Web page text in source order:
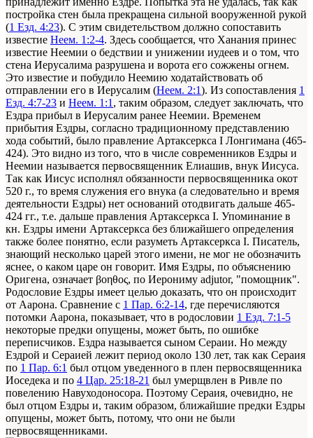
постройка стен была прекращена сильной вооруженной рукой
(1 Езд. 4:23). С этим свидетельством должно сопоставить
известие Неем. 1:2-4. Здесь сообщается, что Ханания принес
известие Неемии о бедствии и унижении иудеев и о том, что
стена Иерусалима разрушена и ворота его сожжены огнем.
Это известие и побудило Неемию ходатайствовать об
отправлении его в Иерусалим (Неем. 2:1). Из сопоставления 1
Езд. 4:7-23 и Неем. 1:1 , таким образом, следует заключать, что
Ездра прибыл в Иерусалим ранее Неемии. Временем
прибытия Ездры, согласно традиционному представлению
хода событий, было правление Артаксеркса I Лонгимана (465-
424). Это видно из того, что в числе современников Ездры и
Неемии называется первосвященник Елиашив, внук Иисуса.
Так как Иисус исполнял обязанности первосвященника окот
520 г., то время служения его внука (а следовательно и время
деятельности Ездры) нет оснований отодвигать дальше 465-
424 гг., т.е. дальше правления Артаксеркса I. Упоминание в
кн. Ездры имени Артаксеркса без ближайшего определения
также более понятно, если разуметь Артаксеркса I. Писатель,
знающий несколько царей этого имени, не мог не обозначить
яснее, о каком царе он говорит. Имя Ездры, по объяснению
Оригена, означает βοηθος, по Иерониму adjutor, "помощник".
Родословие Ездры имеет целью доказать, что он происходит
от Аарона. Сравнение с 1 Пар. 6:2-14, где перечисляются
потомки Аарона, показывает, что в родословии 1 Езд. 7:1-5
некоторые предки опущены, может быть, по ошибке
переписчиков. Ездра называется сыном Сераии. Но между
Ездрой и Сераией лежит период около 130 лет, так как Сераия
по 1 Пар. 6:1 был отцом уведенного в плен первосвященника
Иоседека и по 4 Цар. 25:18-21 был умерщвлен в Ривле по
повелению Навуходоносора. Поэтому Сераия, очевидно, не
был отцом Ездры и, таким образом, ближайшие предки Ездры
опущены, может быть, потому, что они не были
первосвященниками.